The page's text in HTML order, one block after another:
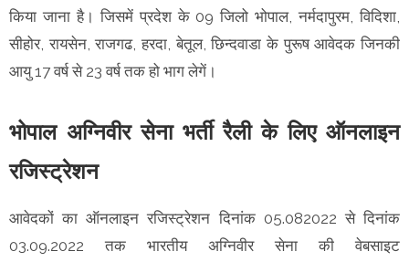
किया जाना है। जिसमें प्रदेश के 09 जिलो भोपाल, नर्मदापुरम, विदिशा,
सीहोर, रायसेन, राजगढ, हरदा, बेतूल, छिन्दवाडा के पुरूष आवेदक जिनकी
आयु 17 वर्ष से 23 वर्ष तक हो भाग लेगें।
भोपाल अग्निवीर सेना भर्ती रैली के लिए ऑनलाइन
रजिस्ट्रेशन
आवेदकों का ऑनलाइन रजिस्ट्रेशन दिनांक 05.082022 से दिनांक
03.09.2022 तक भारतीय अग्निवीर सेना की वेबसाइट